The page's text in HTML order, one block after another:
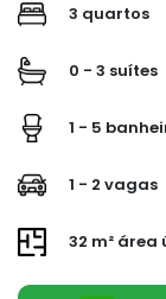
3 quartos
0 - 3 suítes
1 - 5
1 - 2 vagas
32 m²